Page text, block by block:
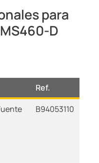
para
D
Ref.
B94053110